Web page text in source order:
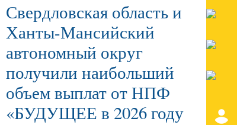
Свердловская область и
Ханты-Мансийский
автономный округ
получили наибольший
объем выплат от НПФ
«БУДУЩЕЕ в 2026 году